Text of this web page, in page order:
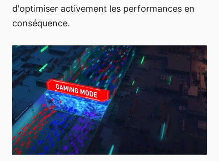
d'optimiser activement les performances en
conséquence.